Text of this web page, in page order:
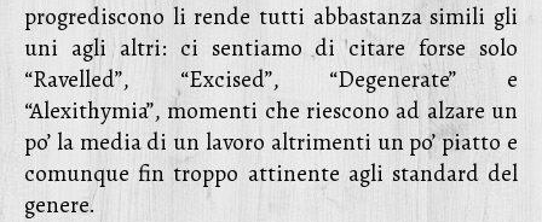
progrediscono li rende tutti abbastanza simili gli
uni agli altri: ci sentiamo di citare forse solo
“Ravelled”, “Excised”, “Degenerate” e
“Alexithymia”, momenti che riescono ad alzare un
po’ la media di un lavoro altrimenti un po’ piatto e
comunque fin troppo attinente agli standard del
genere.